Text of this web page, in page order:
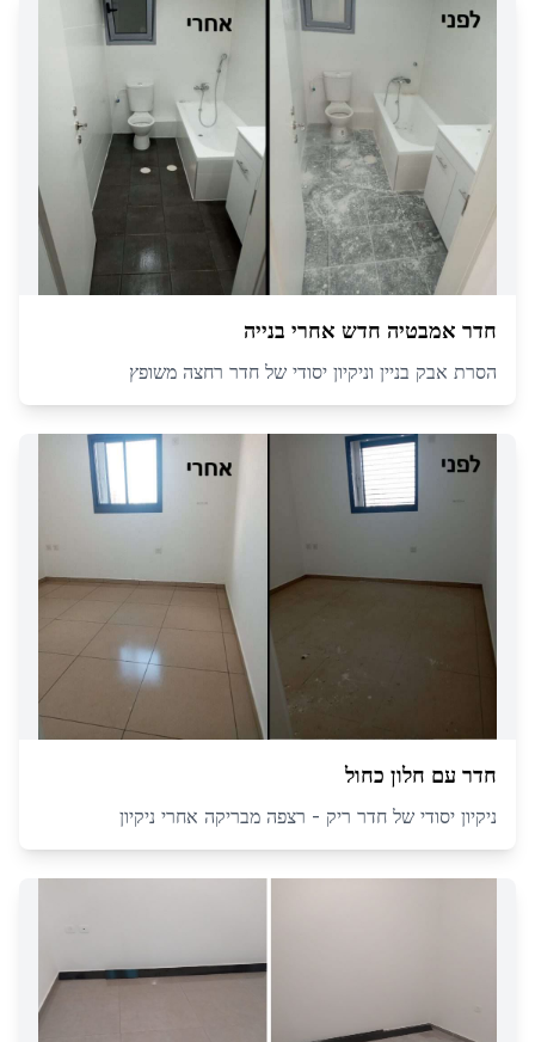
חדר אמבטיה חדש אחרי בנייה
הסרת אבק בניין וניקיון יסודי של חדר רחצה משופץ
חדר עם חלון כחול
ניקיון יסודי של חדר ריק - רצפה מבריקה אחרי ניקיון